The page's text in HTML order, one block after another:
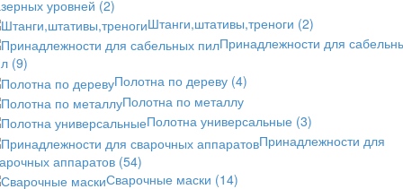
уровней (2)
Штанги,штативы,треноги (2)
Принадлежности для
(9)
Полотна по дереву (4)
Полотна по металлу
Полотна универсальные (3)
Принадлежности для
аппаратов (54)
Сварочные маски (14)